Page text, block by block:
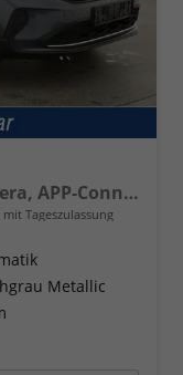
LIFE 1.0 TSI DSG Life, LED, Kamera, APP-Connect, Winter, 17-Zoll
mit Tageszulassung
Metallic